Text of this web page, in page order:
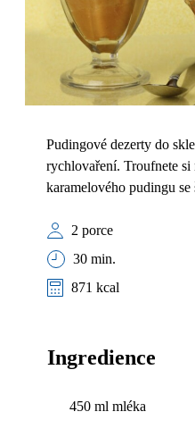
Pudingové dezerty do
rychlovaření. Troufnete
karamelového pudingu se
2 porce
30 min.
871 kcal
Ingredience
450 ml mléka